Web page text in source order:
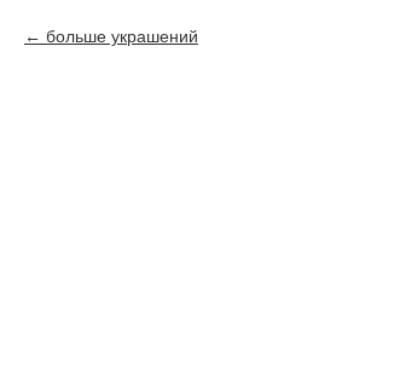
больше украшений